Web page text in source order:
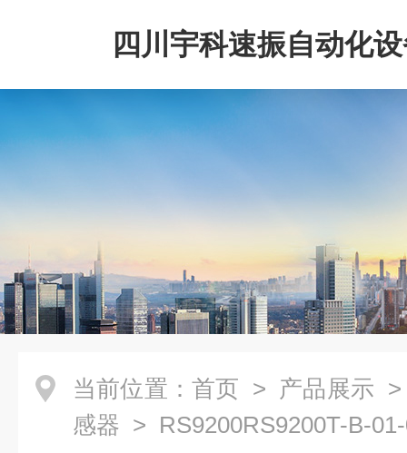
四川宇科速振自动化
公司
当前位置： 首页 > 产品展示
感器 > RS9200RS9200T-B-